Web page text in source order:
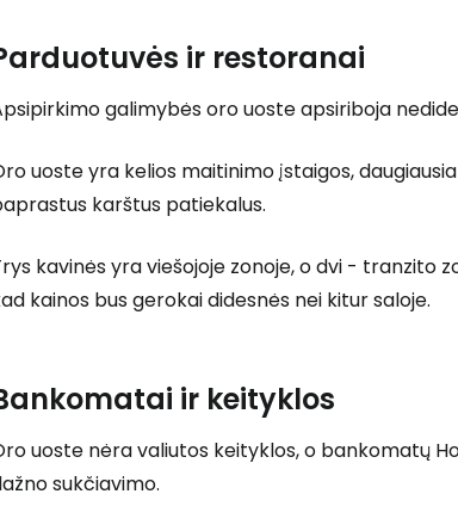
ir restoranai
galimybės oro uoste apsiriboja
uoste yra kelios maitinimo įstaigos,
karštus patiekalus.
kavinės yra viešojoje zonoje, o dvi - tranzito
kainos bus gerokai didesnės nei kitur saloje.
ir keityklos
uoste nėra valiutos keityklos, o bankomatų
sukčiavimo.